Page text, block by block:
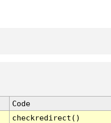
Code
checkredirect()